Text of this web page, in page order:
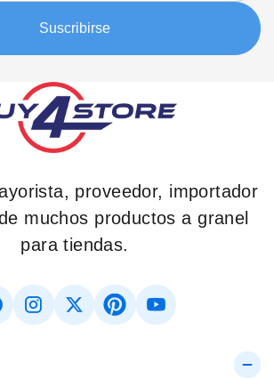
Suscribirse
proveedor, importador
muchos productos a granel
para tiendas.